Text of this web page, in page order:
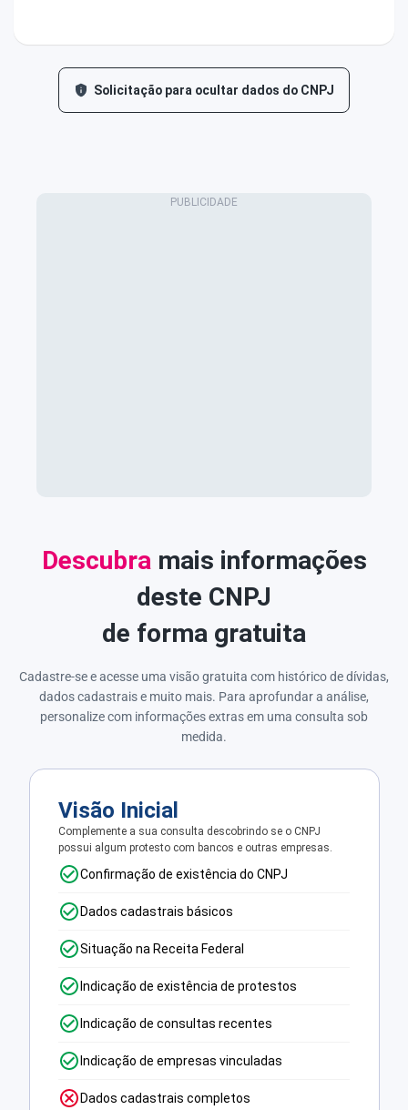
Solicitação para ocultar dados do CNPJ
Descubra mais informações
deste CNPJ
de forma gratuita
Cadastre-se e acesse uma visão gratuita com histórico de dívidas,
dados cadastrais e muito mais. Para aprofundar a análise,
personalize com informações extras em uma consulta sob
medida.
Visão Inicial
Complemente a sua consulta descobrindo se o CNPJ
possui algum protesto com bancos e outras empresas.
Confirmação de existência do CNPJ
Dados cadastrais básicos
Situação na Receita Federal
Indicação de existência de protestos
Indicação de consultas recentes
Indicação de empresas vinculadas
Dados cadastrais completos